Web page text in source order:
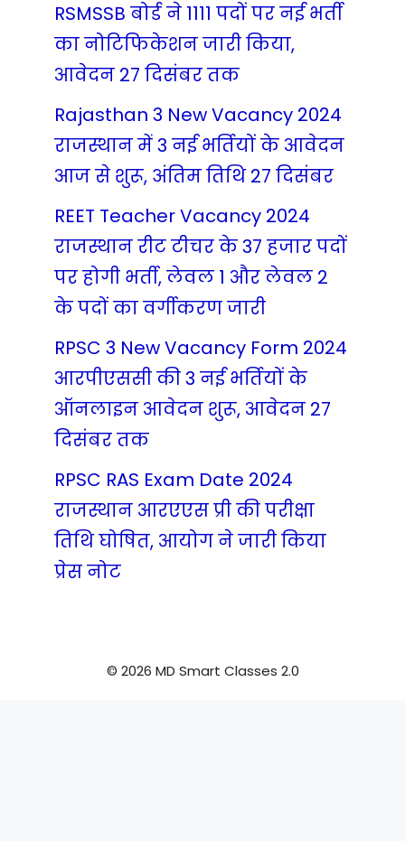
RSMSSB बोर्ड ने 1111 पदों पर नई भर्ती
का नोटिफिकेशन जारी किया,
आवेदन 27 दिसंबर तक
Rajasthan 3 New Vacancy 2024
राजस्थान में 3 नई भर्तियों के आवेदन
आज से शुरू, अंतिम तिथि 27 दिसंबर
REET Teacher Vacancy 2024
राजस्थान रीट टीचर के 37 हजार पदों
पर होगी भर्ती, लेवल 1 और लेवल 2
के पदों का वर्गीकरण जारी
RPSC 3 New Vacancy Form 2024
आरपीएससी की 3 नई भर्तियों के
ऑनलाइन आवेदन शुरू, आवेदन 27
दिसंबर तक
RPSC RAS Exam Date 2024
राजस्थान आरएएस प्री की परीक्षा
तिथि घोषित, आयोग ने जारी किया
प्रेस नोट
© 2026 MD Smart Classes 2.0